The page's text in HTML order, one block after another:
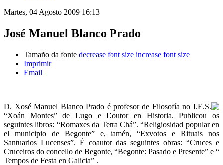
Martes, 04 Agosto 2009 16:13
José Manuel Blanco Prado
Tamaño da fonte decrease font size increase font size
Imprimir
Email
D. Xosé Manuel Blanco Prado é profesor de Filosofía no I.E.S.
“Xoán Montes” de Lugo e Doutor en Historia. Publicou os
seguintes libros: “Romaxes da Terra Chá”. “Religiosidad popular en
el municipio de Begonte” e, tamén, “Exvotos e Rituais nos
Santuarios Lucenses”. É coautor das seguintes obras: “Cruces e
Cruceiros do concello de Begonte, “Begonte: Pasado e Presente” e “
Tempos de Festa en Galicia” .